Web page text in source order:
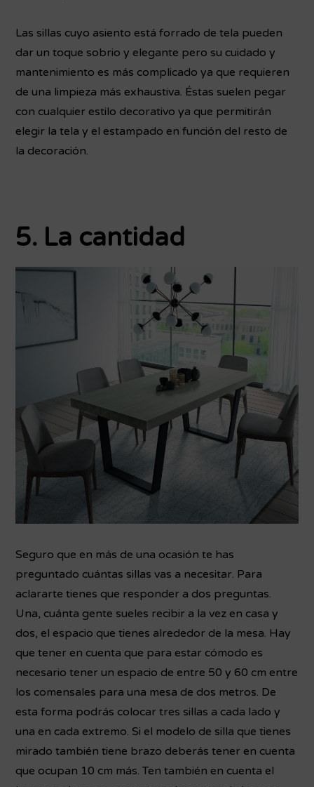
Las sillas cuyo asiento está forrado de tela pueden
dar un toque sobrio y elegante pero su cuidado y
mantenimiento es más complicado ya que requieren
de una limpieza más exhaustiva. Éstas suelen pegar
con cualquier estilo decorativo ya que permitirán
elegir la tela y el estampado en función del resto de
la decoración.
5. La cantidad
Seguro que en más de una ocasión te has
preguntado cuántas sillas vas a necesitar. Para
aclararte tienes que responder a dos preguntas.
Una, cuánta gente sueles recibir a la vez en casa y
dos, el espacio que tienes alrededor de la mesa. Hay
que tener en cuenta que para estar cómodo es
necesario tener un espacio de entre 50 y 60 cm entre
los comensales para una mesa de dos metros. De
esta forma podrás colocar tres sillas a cada lado y
una en cada extremo. Si el modelo de silla que tienes
mirado también tiene brazo deberás tener en cuenta
que ocupan 10 cm más. Ten también en cuenta el